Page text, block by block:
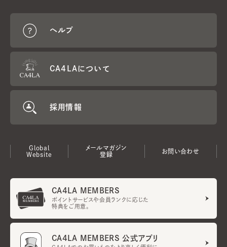
ヘルプ
CA4LAについて
採用情報
Global
Website
メールマガジン
登録
お問い合わせ
CA4LA MEMBERS
ポイントサービスや会員ランクに応じた
特典をご用意。
CA4LA MEMBERS 公式アプリ